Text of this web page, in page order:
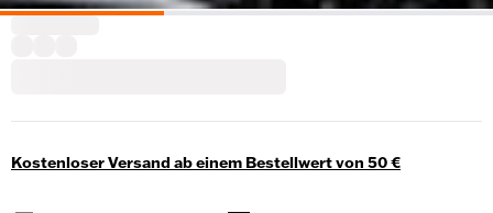
Kostenloser Versand ab einem Bestellwert von 50 €